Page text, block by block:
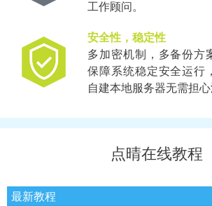
工作顾问。
安全性，稳定性
多加密机制，多备份方
保障系统稳定安全运行
自建本地服务器无需担心
点晴在线教程
最新教程